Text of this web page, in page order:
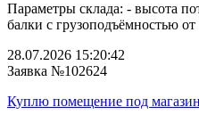
Параметры склада: - высота
балки с грузоподъёмностью
28.07.2026 15:20:42
Заявка №102624
Куплю помещение под